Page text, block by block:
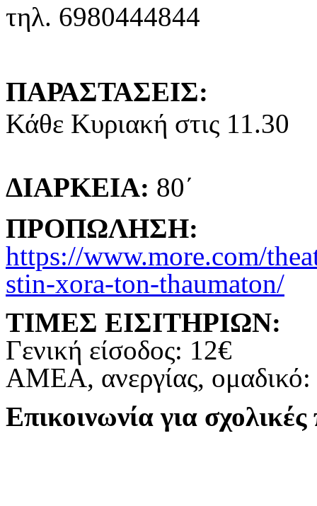
τηλ. 6980444844
ΠΑΡΑΣΤΑΣΕΙΣ:
Κάθε Κυριακή στις 11.30
ΔΙΑΡΚΕΙΑ: 80΄
ΠΡΟΠΩΛΗΣΗ:
https://www.more.com/
stin-xora-ton-thaumaton/
ΤΙΜΕΣ ΕΙΣΙΤΗΡΙΩΝ:
Γενική είσοδος: 12€
ΑΜΕΑ, ανεργίας, ομαδικό:
Επικοινωνία για